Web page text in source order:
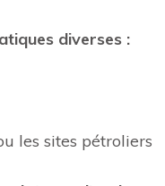
diverses :
les sites pétroliers